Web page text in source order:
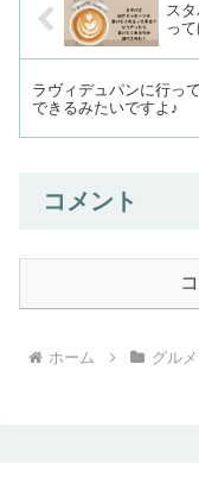
ス
っ
ラヴィデュパンに行っ
できるみたいですよ♪
コメント
ホーム グルメ